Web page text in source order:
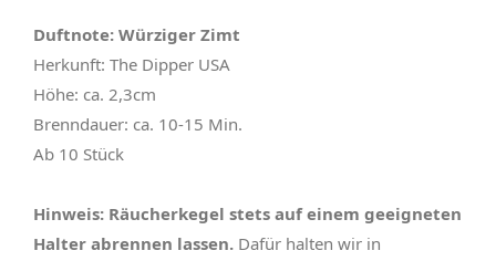
Duftnote: Würziger Zimt
Herkunft: The Dipper USA
Höhe: ca. 2,3cm
Brenndauer: ca. 10-15 Min.
Ab 10 Stück
Hinweis: Räucherkegel stets auf einem geeigneten
Halter abrennen lassen. Dafür halten wir in